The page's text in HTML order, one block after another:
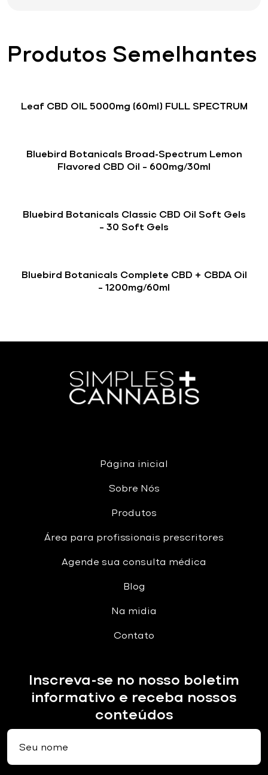
Produtos Semelhantes
Leaf CBD OIL 5000mg (60ml) FULL SPECTRUM
Bluebird Botanicals Broad-Spectrum Lemon
Flavored CBD Oil – 600mg/30ml
Bluebird Botanicals Classic CBD Oil Soft Gels
– 30 Soft Gels
Bluebird Botanicals Complete CBD + CBDA Oil
– 1200mg/60ml
Página inicial
Sobre Nós
Produtos
Área para profissionais prescritores
Agende sua consulta médica
Blog
Na midia
Contato
Inscreva-se no nosso boletim
informativo e receba nossos
conteúdos